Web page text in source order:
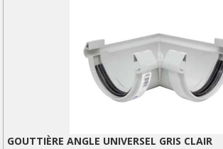
GOUTTIÈRE ANGLE UNIVERSEL GRIS CLAIR